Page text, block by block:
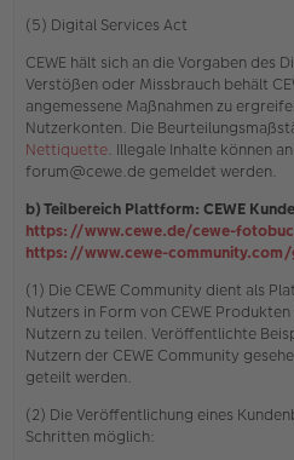
(5) Digital Services Act
CEWE hält sich an die Vorgaben des
Verstößen oder Missbrauch behält
angemessene Maßnahmen zu
Nutzerkonten. Die
Nettiquette. Illegale Inhalte können
forum@cewe.de gemeldet werden.
b) Teilbereich Plattform: CEWE
https://www.cewe.de/cewe-
https://www.cewe-
(1) Die CEWE Community dient als
Nutzers in Form von CEWE
Nutzern zu teilen. Veröffentlichte
Nutzern der CEWE Community
geteilt werden.
(2) Die Veröffentlichung eines
Schritten möglich: